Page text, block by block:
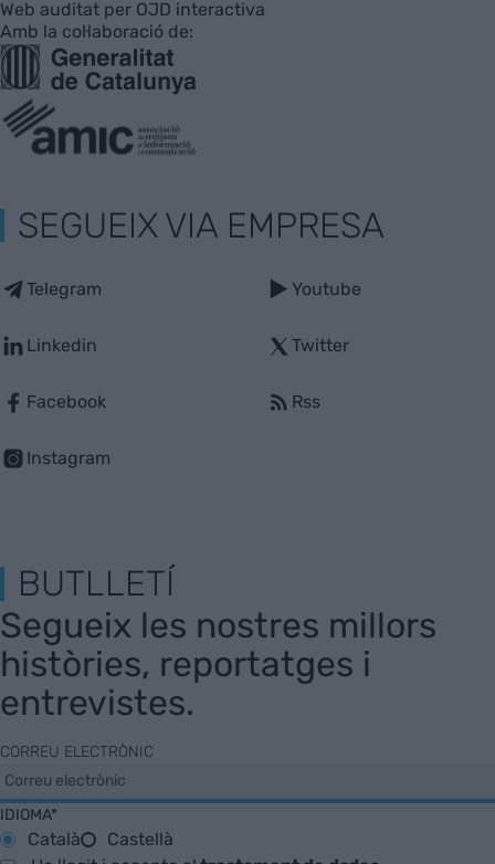
Web auditat per OJD interactiva
Amb la col·laboració de:
SEGUEIX VIA EMPRESA
Telegram
Linkedin
Facebook
Instagram
Youtube
Twitter
Rss
BUTLLETÍ
Segueix les nostres millors
històries, reportatges i
entrevistes.
CORREU ELECTRÒNIC
IDIOMA*
Català
Castellà